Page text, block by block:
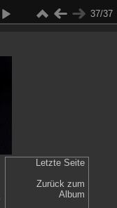
37/37
Letzte Seite
Zurück zum
Album